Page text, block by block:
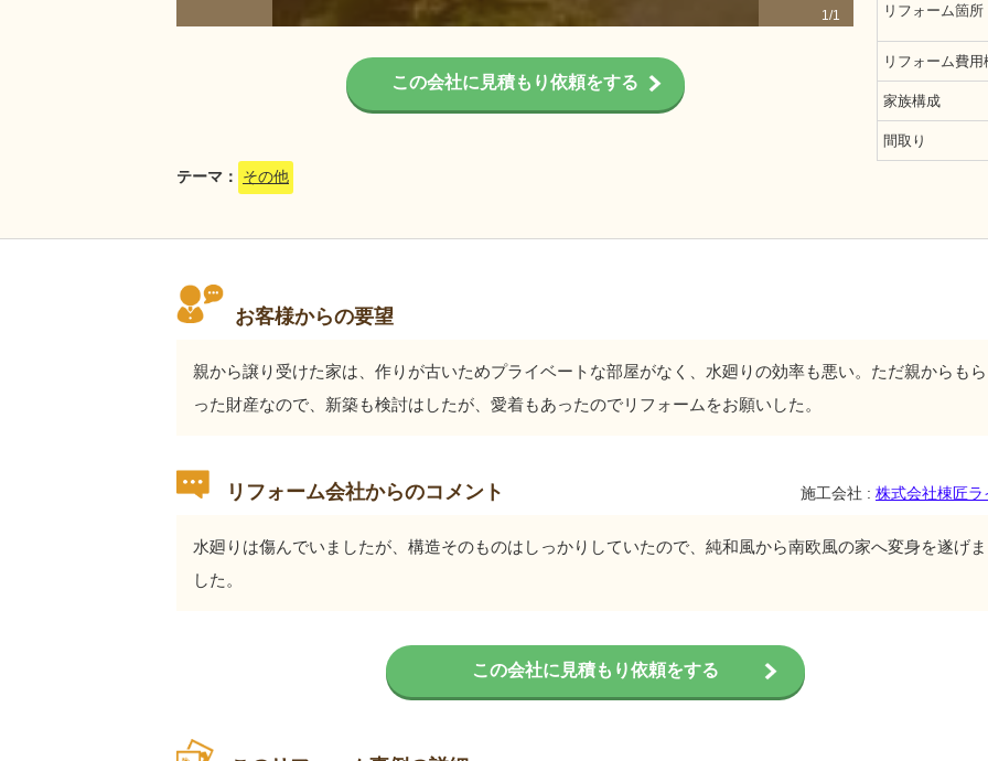
1/1
この会社に見積もり依頼をする
リフォーム箇所
リフォーム費用
家族構成
間取り
テーマ： その他
お客様からの要望
親から譲り受けた家は、作りが古いためプライベートな部屋がなく、水廻りの効率も悪い。ただ親からもら
った財産なので、新築も検討はしたが、愛着もあったのでリフォームをお願いした。
リフォーム会社からのコメント 施工会社 : 株式会社棟匠ラ
水廻りは傷んでいましたが、構造そのものはしっかりしていたので、純和風から南欧風の家へ変身を遂げま
した。
この会社に見積もり依頼をする